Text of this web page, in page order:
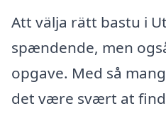
Att välja rätt bastu i
spændende, men
opgave. Med så
det være svært at